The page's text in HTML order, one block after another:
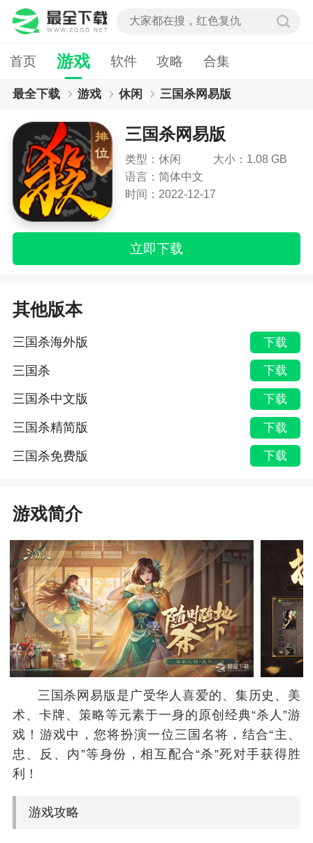
首页 游戏 软件 攻略 合集
最全下载 游戏 休闲 三国杀网易版
三国杀网易版
类型：休闲
大小：1.08 GB
语言：简体中文
时间：2022-12-17
立即下载
其他版本
三国杀海外版 下载
三国杀 下载
三国杀中文版 下载
三国杀精简版 下载
三国杀免费版 下载
游戏简介
三国杀网易版是广受华人喜爱的、集历史、美
术、卡牌、策略等元素于一身的原创经典“杀人”游
戏！游戏中，您将扮演一位三国名将，结合“主、
忠、反、内”等身份，相互配合“杀”死对手获得胜
利！
游戏攻略